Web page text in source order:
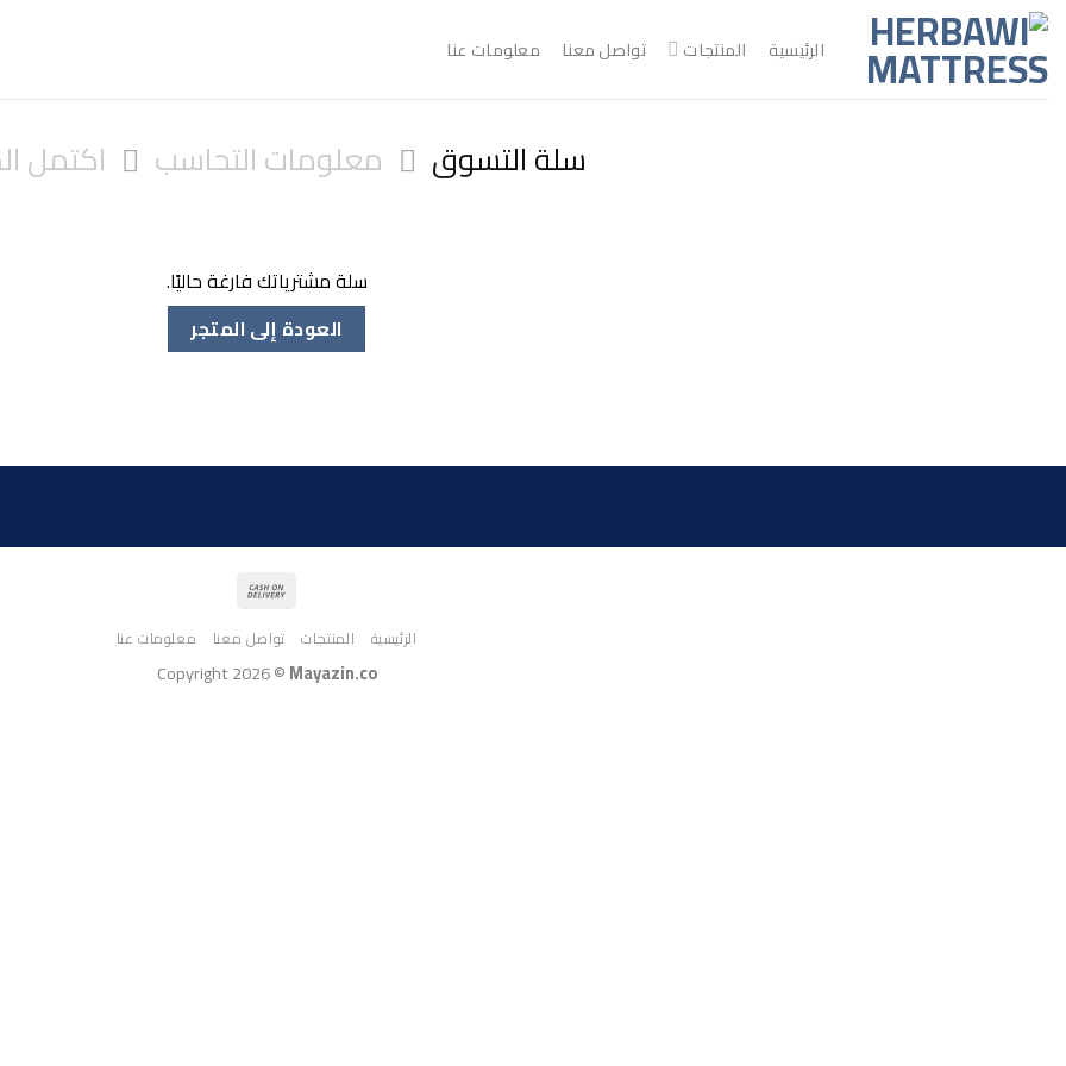
تخطي
للمحتوى
الرئيسية المنتجات تواصل معنا معلومات عنا
سلة التسوق معلومات التحاسب اكتمل
سلة مشترياتك فارغة حاليًا.
العودة إلى المتجر
الرئيسية المنتجات تواصل معنا معلومات عنا
Copyright 2026 ©Mayazin.co